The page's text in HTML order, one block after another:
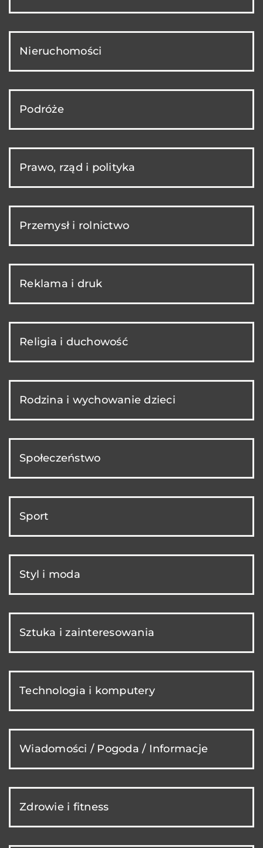
Nieruchomości
Podróże
Prawo, rząd i polityka
Przemysł i rolnictwo
Reklama i druk
Religia i duchowość
Rodzina i wychowanie dzieci
Społeczeństwo
Sport
Styl i moda
Sztuka i zainteresowania
Technologia i komputery
Wiadomości / Pogoda / Informacje
Zdrowie i fitness